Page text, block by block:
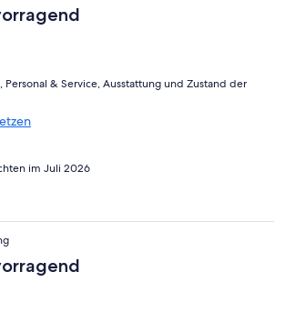
Personal & Service, Ausstattung und Zustand der
im Juli 2026